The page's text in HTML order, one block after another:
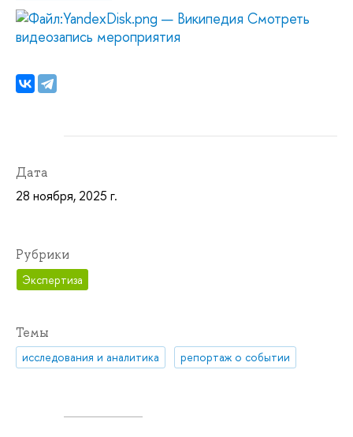
Смотреть
видеозапись мероприятия
Дата
28 ноября, 2025 г.
Рубрики
Экспертиза
Темы
исследования и аналитика репортаж о событии